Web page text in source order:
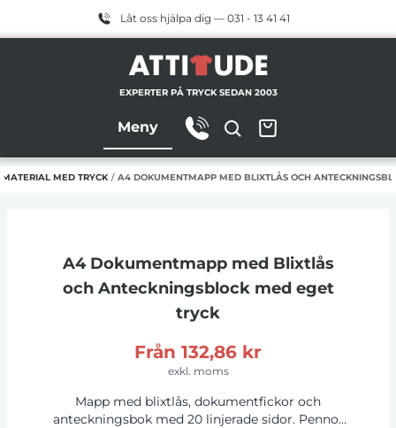
Låt oss hjälpa dig — 031 - 13 41 41
EXPERTER PÅ TRYCK SEDAN 2003
Meny
MED TRYCK / A4 DOKUMENTMAPP MED BLIXTLÅS OCH
A4 Dokumentmapp med Blixtlås
och Anteckningsblockmed eget
tryck
Från 132,86 kr
exkl. moms
Mapp med blixtlås, dokumentfickor och
anteckningsbok med 20 linjerade sidor. Pennor